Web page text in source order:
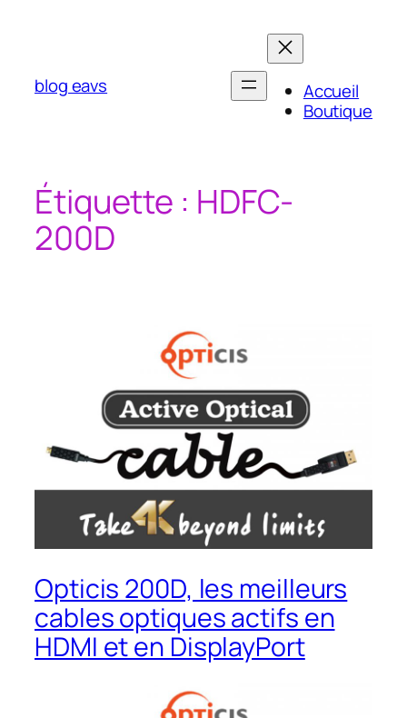
blog eavs
Accueil
Boutique
Étiquette : HDFC-
200D
Opticis 200D, les meilleurs
cables optiques actifs en
HDMI et en DisplayPort